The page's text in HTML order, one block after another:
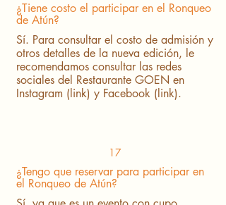
¿Tiene costo el participar en el Ronqueo
de Atún?
Sí. Para consultar el costo de admisión y
otros detalles de la nueva edición, le
recomendamos consultar las redes
sociales del Restaurante GOEN en
Instagram (link) y Facebook (link).
17
¿Tengo que reservar para participar en
el Ronqueo de Atún?